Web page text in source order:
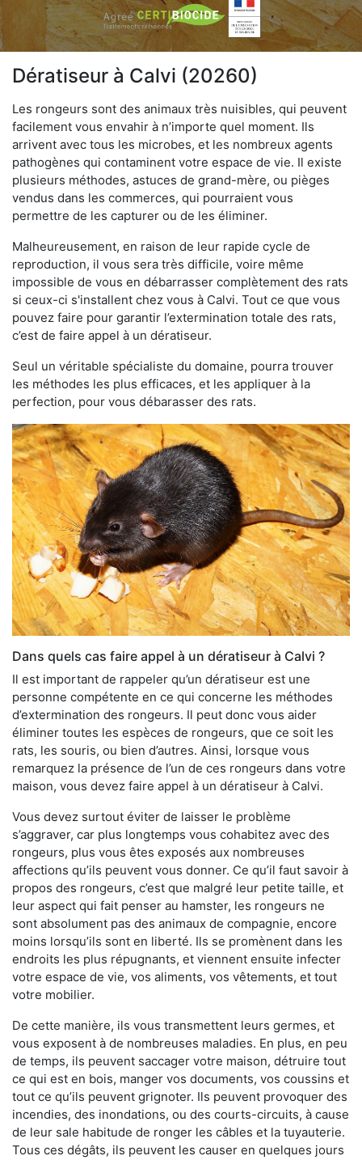
Dératiseur à Calvi (20260)
Les rongeurs sont des animaux très nuisibles, qui peuvent
facilement vous envahir à n’importe quel moment. Ils
arrivent avec tous les microbes, et les nombreux agents
pathogènes qui contaminent votre espace de vie. Il existe
plusieurs méthodes, astuces de grand-mère, ou pièges
vendus dans les commerces, qui pourraient vous
permettre de les capturer ou de les éliminer.
Malheureusement, en raison de leur rapide cycle de
reproduction, il vous sera très difficile, voire même
impossible de vous en débarrasser complètement des rats
si ceux-ci s'installent chez vous à Calvi. Tout ce que vous
pouvez faire pour garantir l’extermination totale des rats,
c’est de faire appel à un dératiseur.
Seul un véritable spécialiste du domaine, pourra trouver
les méthodes les plus efficaces, et les appliquer à la
perfection, pour vous débarasser des rats.
Dans quels cas faire appel à un dératiseur à Calvi ?
Il est important de rappeler qu’un dératiseur est une
personne compétente en ce qui concerne les méthodes
d’extermination des rongeurs. Il peut donc vous aider
éliminer toutes les espèces de rongeurs, que ce soit les
rats, les souris, ou bien d’autres. Ainsi, lorsque vous
remarquez la présence de l’un de ces rongeurs dans votre
maison, vous devez faire appel à un dératiseur à Calvi.
Vous devez surtout éviter de laisser le problème
s’aggraver, car plus longtemps vous cohabitez avec des
rongeurs, plus vous êtes exposés aux nombreuses
affections qu’ils peuvent vous donner. Ce qu’il faut savoir à
propos des rongeurs, c’est que malgré leur petite taille, et
leur aspect qui fait penser au hamster, les rongeurs ne
sont absolument pas des animaux de compagnie, encore
moins lorsqu’ils sont en liberté. Ils se promènent dans les
endroits les plus répugnants, et viennent ensuite infecter
votre espace de vie, vos aliments, vos vêtements, et tout
votre mobilier.
De cette manière, ils vous transmettent leurs germes, et
vous exposent à de nombreuses maladies. En plus, en peu
de temps, ils peuvent saccager votre maison, détruire tout
ce qui est en bois, manger vos documents, vos coussins et
tout ce qu’ils peuvent grignoter. Ils peuvent provoquer des
incendies, des inondations, ou des courts-circuits, à cause
de leur sale habitude de ronger les câbles et la tuyauterie.
Tous ces dégâts, ils peuvent les causer en quelques jours